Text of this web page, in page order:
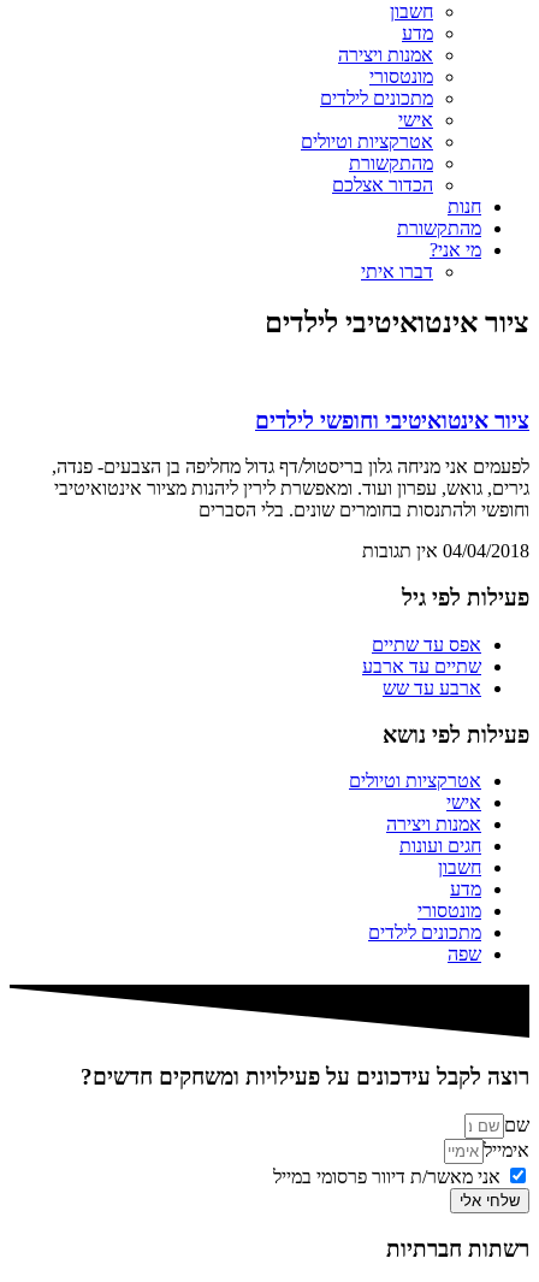
חשבון
מדע
אמנות ויצירה
מונטסורי
מתכונים לילדים
אישי
אטרקציות וטיולים
מהתקשורת
הכדור אצלכם
חנות
מהתקשורת
מי אני?
דברו איתי
ציור אינטואיטיבי לילדים
ציור אינטואיטיבי וחופשי לילדים
לפעמים אני מניחה גלון בריסטול/דף גדול מחליפה בן הצבעים- פנדה,
גירים, גואש, עפרון ועוד. ומאפשרת לירין ליהנות מציור אינטואיטיבי
וחופשי ולהתנסות בחומרים שונים. בלי הסברים
04/04/2018 אין תגובות
פעילות לפי גיל
אפס עד שתיים
שתיים עד ארבע
ארבע עד שש
פעילות לפי נושא
אטרקציות וטיולים
אישי
אמנות ויצירה
חגים ועונות
חשבון
מדע
מונטסורי
מתכונים לילדים
שפה
רוצה לקבל עידכונים על פעילויות ומשחקים חדשים?
שם
אימייל
אני מאשר/ת דיוור פרסומי במייל
שלחי אלי
רשתות חברתיות